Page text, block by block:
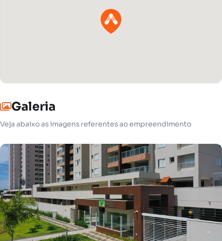
Galeria
Veja abaixo as imagens referentes ao empreendimento